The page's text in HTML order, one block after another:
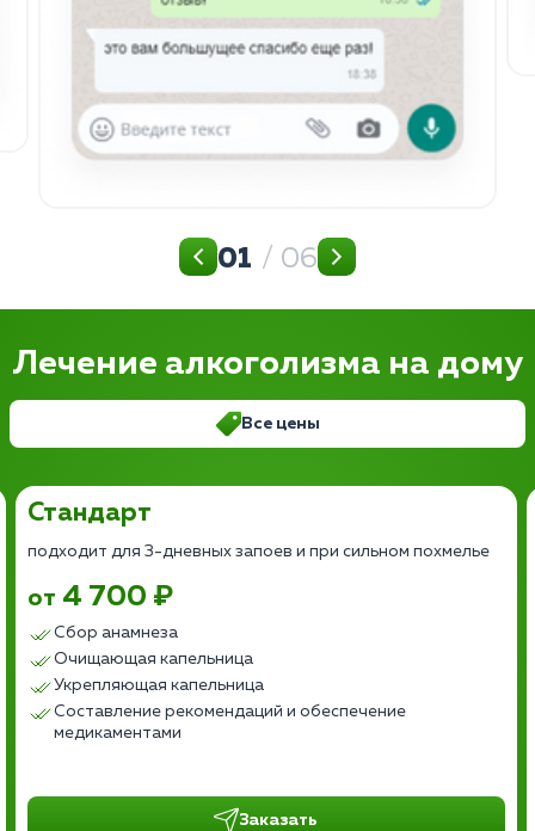
01 / 06
Лечение алкоголизма на дому
Все цены
Стандарт
подходит для 3-дневных запоев и при сильном похмелье
от 4 700 ₽
Сбор анамнеза
Очищающая капельница
Укрепляющая капельница
Составление рекомендаций и обеспечение
медикаментами
Заказать